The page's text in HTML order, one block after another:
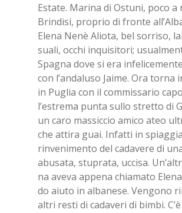
Esta­te. Ma­ri­na di Ostu­ni, poco a
Brin­di­si, pro­prio di fron­te
Ele­na Nenè Alio­ta, bel sor­ri­so,
sua­li, oc­chi in­qui­si­to­ri;
Spa­gna dove si era
con l’an­da­lu­so Jai­me. Ora tor­na
in Pu­glia con il com­mis­sa­rio
l’e­stre­ma pun­ta sul­lo stret­to di
un caro mas­sic­cio ami­co ateo
che at­ti­ra guai. In­fat­ti in
rin­ve­ni­men­to del ca­da­ve­re di
abu­sa­ta, stu­pra­ta, uc­ci­sa.
na ave­va ap­pe­na chia­ma­to
do aiu­to in al­ba­ne­se. Ven­go­no
al­tri re­sti di ca­da­ve­ri di bim­bi.